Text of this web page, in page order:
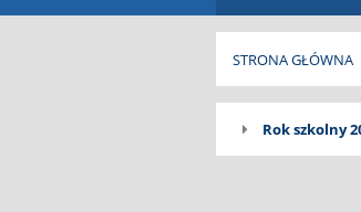
STRONA GŁÓWNA
KLASA
I
Rok szkolny